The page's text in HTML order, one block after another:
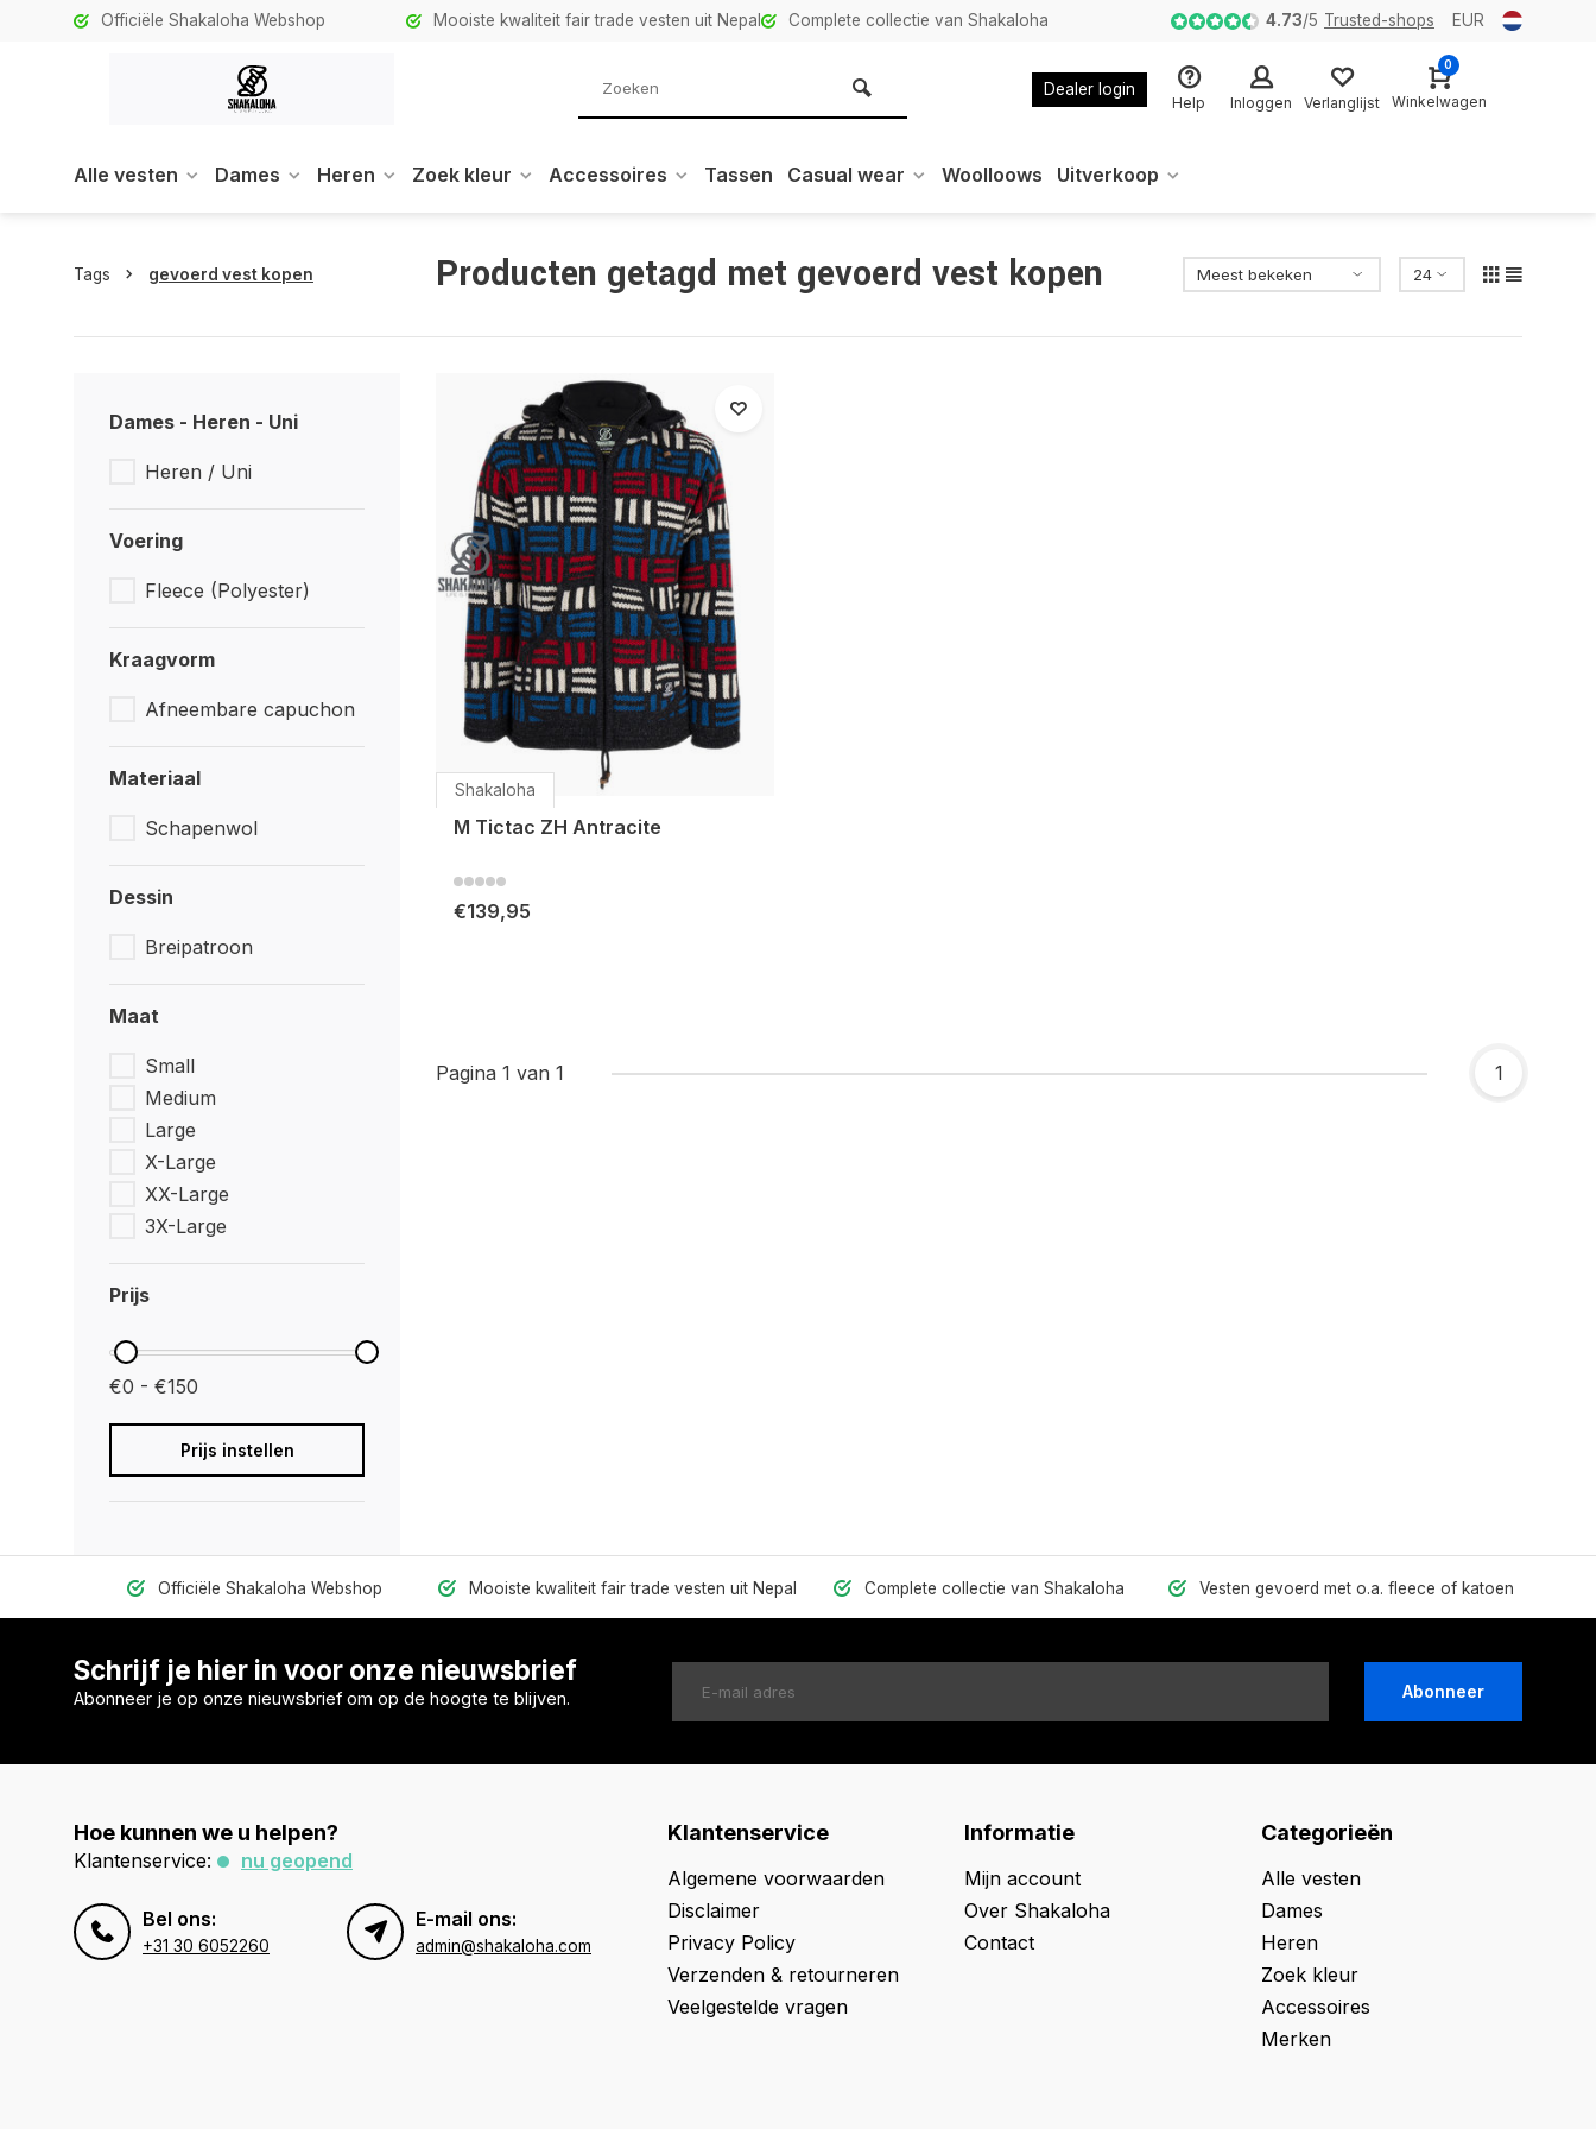
Officiële Shakaloha Webshop Mooiste kwaliteit fair trade vesten uit Nepal Complete collectie van Shakaloha 4.73/5 Trusted-shops EUR
Dealer login
Help Inloggen Verlanglijst
0
Winkelwagen
Alle vesten Dames Heren Zoek kleur Accessoires Tassen Casual wear Woolloows Uitverkoop
Tags gevoerd vest kopen Producten getagd met gevoerd vest kopen
Dames - Heren - Uni
Heren / Uni
Voering
Fleece (Polyester)
Kraagvorm
Afneembare capuchon
Materiaal
Schapenwol
Dessin
Breipatroon
Maat
Small
Medium
Large
X-Large
XX-Large
3X-Large
Prijs
€0 - €150
Prijs instellen
Shakaloha
M Tictac ZH Antracite
€139,95
Pagina 1 van 1 1
Officiële Shakaloha Webshop Mooiste kwaliteit fair trade vesten uit Nepal Complete collectie van Shakaloha Vesten gevoerd met o.a. fleece of katoen
Schrijf je hier in voor onze nieuwsbrief
Abonneer je op onze nieuwsbrief om op de hoogte te blijven. Abonneer
Hoe kunnen we u helpen?
Klantenservice: nu geopend
Bel ons:
+31 30 6052260
E-mail ons:
admin@shakaloha.com
Klantenservice
Algemene voorwaarden
Disclaimer
Privacy Policy
Verzenden & retourneren
Veelgestelde vragen
Informatie
Mijn account
Over Shakaloha
Contact
Categorieën
Alle vesten
Dames
Heren
Zoek kleur
Accessoires
Merken